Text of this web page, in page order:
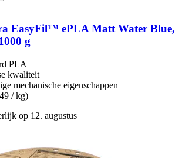
EasyFil™ ePLA Matt Water Blue,
g
PLA
kwaliteit
mechanische eigenschappen
/ kg)
op 12. augustus